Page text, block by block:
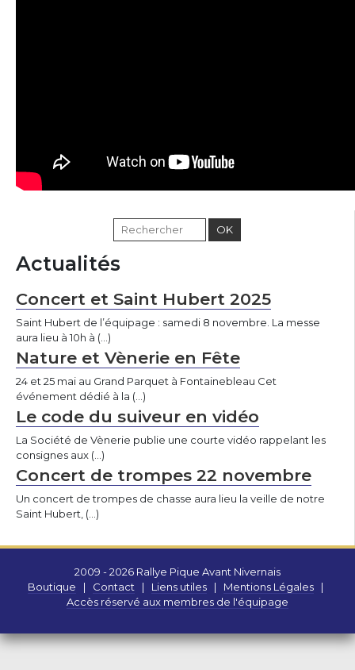
Actualités
Concert et Saint Hubert 2025
Saint Hubert de l’équipage : samedi 8 novembre. La messe
aura lieu à 10h à (…)
Nature et Vènerie en Fête
24 et 25 mai au Grand Parquet à Fontainebleau Cet
événement dédié à la (…)
Le code du suiveur en vidéo
La Société de Vènerie publie une courte vidéo rappelant les
consignes aux (…)
Concert de trompes 22 novembre
Un concert de trompes de chasse aura lieu la veille de notre
Saint Hubert, (…)
2009 - 2026 Rallye Pique Avant Nivernais
Boutique
| Contact | Liens utiles | Mentions Légales
|
Accès réservé aux membres de l'équipage